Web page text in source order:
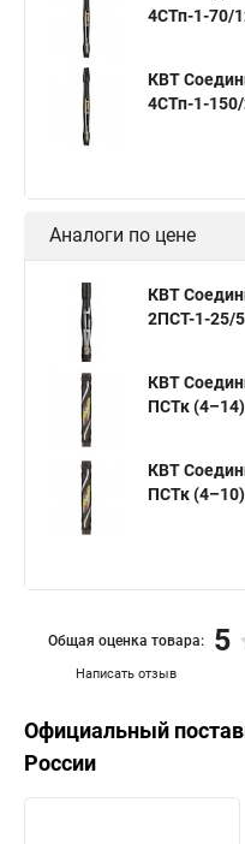
4СТп-1-70/
КВТ
4СТп-1-
Аналоги по цене
КВТ
2ПСТ-1-25/
КВТ
ПСТк
КВТ
ПСТк
Написать отзыв
Общая оценка товара: 5
Официальный
России